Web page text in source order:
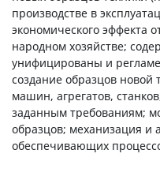
производстве в
экономического эффекта
народном хозяйстве;
унифицированы и
создание образцов новой
машин, агрегатов,
заданным требованиям;
образцов; механизация и
обеспечивающих